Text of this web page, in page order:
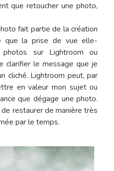
que retoucher une photo,
fait partie de la création
que la prise de vue elle-
sur Lightroom ou
clarifier le message que je
cliché. Lightroom peut, par
en valeur mon sujet ou
que dégage une photo.
restaurer de manière très
par le temps.